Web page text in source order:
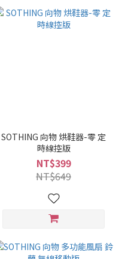
SOTHING 向物 烘鞋器-零 定
時線控版
NT$399
NT$649